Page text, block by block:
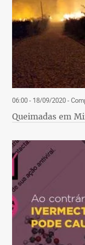
06:00 - 18/09/2020-
Queimadas em